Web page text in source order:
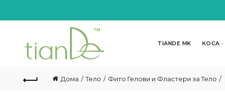
TIANDE MK КОСА
Дома Тело Фито Гелови и Фластери за Тело